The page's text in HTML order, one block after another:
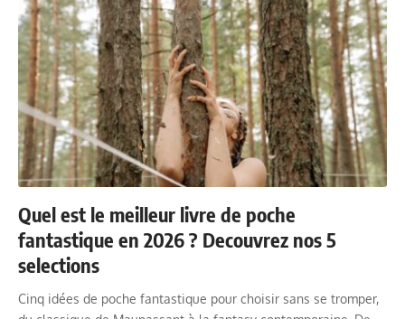
Quel est le meilleur livre de poche
fantastique en 2026 ? Decouvrez nos 5
selections
Cinq idées de poche fantastique pour choisir sans se tromper,